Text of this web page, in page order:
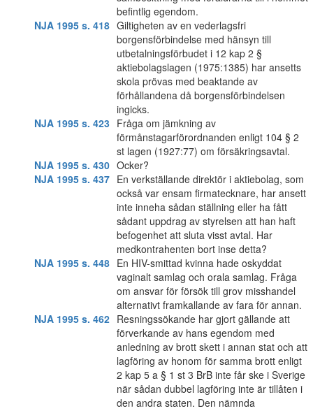
befintlig egendom.
NJA 1995 s. 418 Giltigheten av en vederlagsfri
borgensförbindelse med hänsyn till
utbetalningsförbudet i 12 kap 2 §
aktiebolagslagen (1975:1385) har ansetts
skola prövas med beaktande av
förhållandena då borgensförbindelsen
ingicks.
NJA 1995 s. 423 Fråga om jämkning av
förmånstagarförordnanden enligt 104 § 2
st lagen (1927:77) om försäkringsavtal.
NJA 1995 s. 430 Ocker?
NJA 1995 s. 437 En verkställande direktör i aktiebolag, som
också var ensam firmatecknare, har ansett
inte inneha sådan ställning eller ha fått
sådant uppdrag av styrelsen att han haft
befogenhet att sluta visst avtal. Har
medkontrahenten bort inse detta?
NJA 1995 s. 448 En HIV-smittad kvinna hade oskyddat
vaginalt samlag och orala samlag. Fråga
om ansvar för försök till grov misshandel
alternativt framkallande av fara för annan.
NJA 1995 s. 462 Resningssökande har gjort gällande att
förverkande av hans egendom med
anledning av brott skett i annan stat och att
lagföring av honom för samma brott enligt
2 kap 5 a § 1 st 3 BrB inte får ske i Sverige
när sådan dubbel lagföring inte är tillåten i
den andra staten. Den nämnda